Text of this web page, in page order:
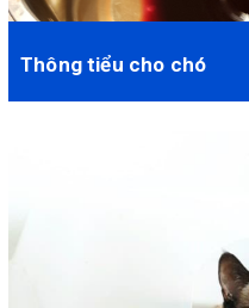
Thông tiểu cho chó